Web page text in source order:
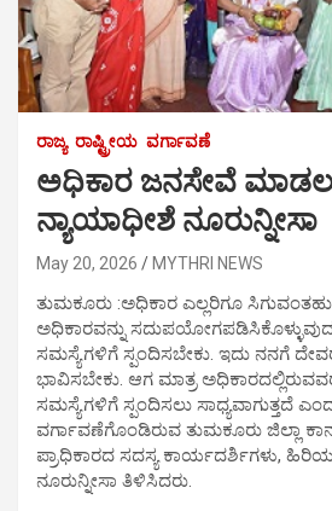
ರಾಜ್ಯ ರಾಷ್ಟ್ರೀಯ ವರ್ಗಾವಣೆ
ಅಧಿಕಾರ ಜನಸೇವೆ
ನ್ಯಾಯಾಧೀಶೆ ನೂರುನ್ನೀಸಾ
May 20, 2026 MYTHRI NEWS
ತುಮಕೂರು :ಅಧಿಕಾರ ಎಲ್ಲರಿಗೂ
ಅಧಿಕಾರವನ್ನು
ಸಮಸ್ಯೆಗಳಿಗೆ ಸ್ಪಂದಿಸಬೇಕು. ಇದು ನನಗೆ
ಭಾವಿಸಬೇಕು. ಆಗ ಮಾತ್ರ
ಸಮಸ್ಯೆಗಳಿಗೆ ಸ್ಪಂದಿಸಲು ಸಾಧ್ಯವಾಗುತ್ತದೆ
ವರ್ಗಾವಣೆಗೊಂಡಿರುವ ತುಮಕೂರು ಜಿಲ್ಲಾ
ಪ್ರಾಧಿಕಾರದ ಸದಸ್ಯ ಕಾರ್ಯದರ್ಶಿಗಳು,
ನೂರುನ್ನೀಸಾ ತಿಳಿಸಿದರು.